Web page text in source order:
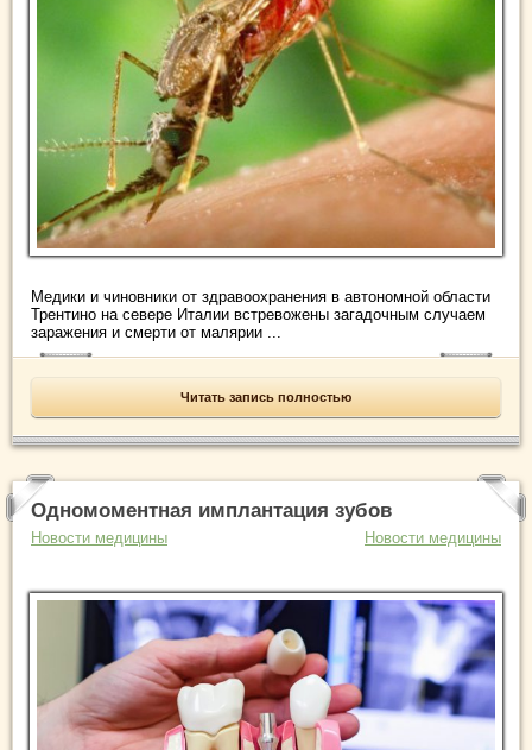
Медики и чиновники от здравоохранения в автономной области
Трентино на севере Италии встревожены загадочным случаем
заражения и смерти от малярии ...
Читать запись полностью
Одномоментная имплантация зубов
Новости медицины Новости медицины